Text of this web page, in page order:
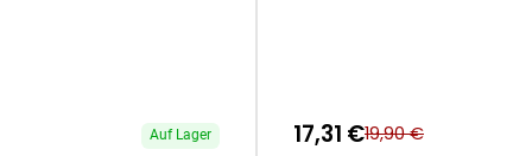
Auf Lager 17,31 €19,90 €